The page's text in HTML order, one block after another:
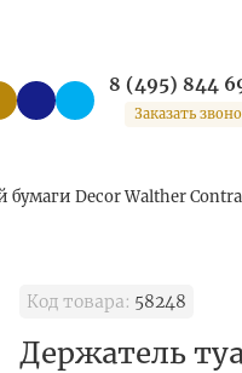
8 (495) 844
Заказать
бумаги Decor Walther
Код товара: 58248
Держатель